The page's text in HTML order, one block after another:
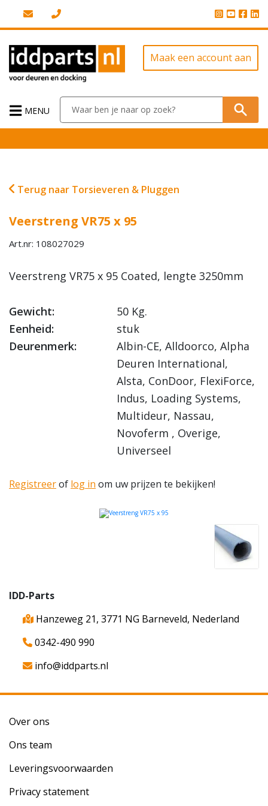
Maak een account aan
MENU
Terug naar Torsieveren & Pluggen
Veerstreng VR75 x 95
Art.nr: 108027029
Veerstreng VR75 x 95 Coated, lengte 3250mm
Gewicht:
50 Kg.
Eenheid:
stuk
Deurenmerk:
Albin-CE, Alldoorco, Alpha
Deuren International,
Alsta, ConDoor, FlexiForce,
Indus, Loading Systems,
Multideur, Nassau,
Novoferm , Overige,
Universeel
Registreerof log in om uw prijzen te bekijken!
IDD-Parts
Hanzeweg 21, 3771 NG Barneveld, Nederland
0342-490 990
info@iddparts.nl
Over ons
Ons team
Leveringsvoorwaarden
Privacy statement